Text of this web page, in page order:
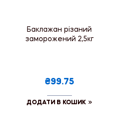
Баклажан різаний
заморожений 2,5кг
₴99.75
ДОДАТИ В КОШИК